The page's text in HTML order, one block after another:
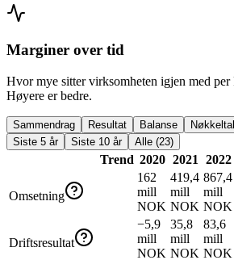
Marginer over tid
Hvor mye sitter virksomheten igjen med per
Høyere er bedre.
Sammendrag Resultat Balanse
Siste 5 år
Siste 10 år Alle (23)
Trend 2020 2021 2022
Omsetning
162
mill
NOK
419,4
mill
NOK
867,4
mill
NOK
Driftsresultat
−5,9
mill
NOK
35,8
mill
NOK
83,6
mill
NOK